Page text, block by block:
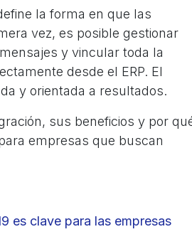
la forma en que las
vez, es posible gestionar
y vincular toda la
desde el ERP. El
y orientada a resultados.
sus beneficios y por
empresas que buscan
es clave para las empresas